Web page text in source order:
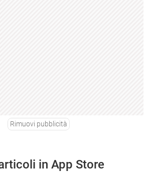
Rimuovi pubblicità
in App Store